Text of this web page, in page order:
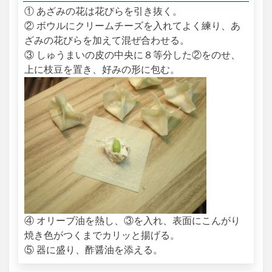
① あざみの花は花びらを引き抜く。
② ボウルにクリームチーズを入れてよく練り、あ
ざみの花びらを加えて混ぜ合わせる。
③ しゅうまいの皮の中央に８等分した②をのせ、
上に枝豆を置き、好みの形に包む。
④ オリーブ油を熱し、③を入れ、表面にこんがり
焼き色がつくまでカリッと揚げる。
⑤ 器に盛り、酢醤油を添える。